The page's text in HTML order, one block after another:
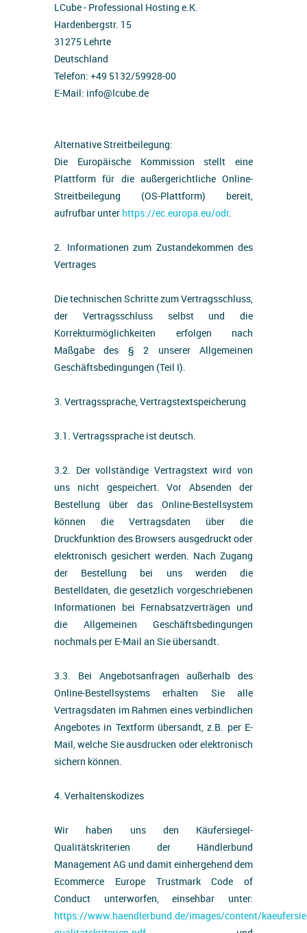
LCube - Professional Hosting e.K.
Hardenbergstr. 15
31275 Lehrte
Deutschland
Telefon: +49 5132/59928-00
E-Mail: info@lcube.de
Alternative Streitbeilegung:
Die Europäische Kommission stellt eine
Plattform für die außergerichtliche Online-
Streitbeilegung (OS-Plattform) bereit,
aufrufbar unter https://ec.europa.eu/odr.
2. Informationen zum Zustandekommen des
Vertrages
Die technischen Schritte zum Vertragsschluss,
der Vertragsschluss selbst und die
Korrekturmöglichkeiten erfolgen nach
Maßgabe des § 2 unserer Allgemeinen
Geschäftsbedingungen (Teil I).
3. Vertragssprache, Vertragstextspeicherung
3.1. Vertragssprache ist deutsch.
3.2. Der vollständige Vertragstext wird von
uns nicht gespeichert. Vor Absenden der
Bestellung über das Online-Bestellsystem
können die Vertragsdaten über die
Druckfunktion des Browsers ausgedruckt oder
elektronisch gesichert werden. Nach Zugang
der Bestellung bei uns werden die
Bestelldaten, die gesetzlich vorgeschriebenen
Informationen bei Fernabsatzverträgen und
die Allgemeinen Geschäftsbedingungen
nochmals per E-Mail an Sie übersandt.
3.3. Bei Angebotsanfragen außerhalb des
Online-Bestellsystems erhalten Sie alle
Vertragsdaten im Rahmen eines verbindlichen
Angebotes in Textform übersandt, z.B. per E-
Mail, welche Sie ausdrucken oder elektronisch
sichern können.
4. Verhaltenskodizes
Wir haben uns den Käufersiegel-
Qualitätskriterien der Händlerbund
Management AG und damit einhergehend dem
Ecommerce Europe Trustmark Code of
Conduct unterworfen, einsehbar unter:
https://www.haendlerbund.de/images/content/